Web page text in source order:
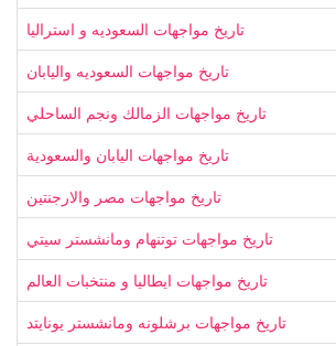
تاريخ مواجهات السعوديه و استراليا
تاريخ مواجهات السعوديه واليابان
تاريخ مواجهات الزمالك ونجم الساحلي
تاريخ مواجهات اليابان والسعودية
تاريخ مواجهات مصر والارجنتين
تاريخ مواجهات توتنهام ومانشستر سيتي
تاريخ مواجهات ايطاليا و منتخبات العالم
تاريخ مواجهات برشلونه ومانشستر يونايتد